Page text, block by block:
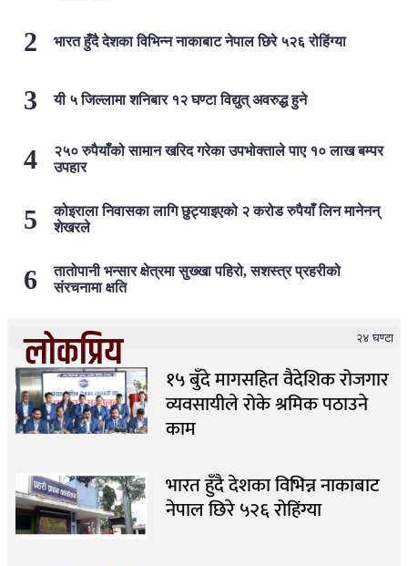
भारत हुँदै देशका विभिन्न नाकाबाट नेपाल छिरे ५२६ रोहिंग्या
यी ५ जिल्लामा शनिबार १२ घण्टा विद्युत् अवरुद्ध हुने
२५० रुपैयाँको सामान खरिद गरेका उपभोक्ताले पाए १० लाख बम्पर
उपहार
कोइराला निवासका लागि छुट्याइएको २ करोड रुपैयाँ लिन मानेनन्
शेखरले
तातोपानी भन्सार क्षेत्रमा सुख्खा पहिरो, सशस्त्र प्रहरीको
संरचनामा क्षति
लोकप्रिय २४ घण्टा
१५ बुँदे मागसहित वैदेशिक रोजगार
व्यवसायीले रोके श्रमिक पठाउने
काम
भारत हुँदै देशका विभिन्न नाकाबाट
नेपाल छिरे ५२६ रोहिंग्या